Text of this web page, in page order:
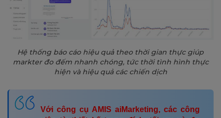
Hệ thống báo cáo hiệu quả theo thời gian thực giúp
markter đo đếm nhanh chóng, tức thời tình hình thực
hiện và hiệu quả các chiến dịch
Với công cụ AMIS aiMarketing, các công